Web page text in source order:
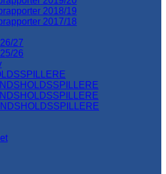
2018/19
2017/18
27
26